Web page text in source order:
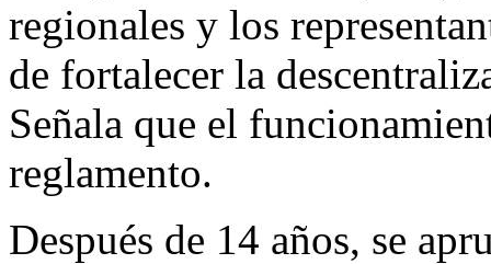
regionales y los
de fortalecer la
Señala que el
reglamento.
Después de 14 años, se